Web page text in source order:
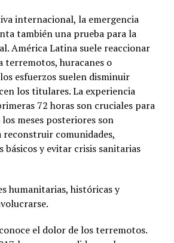
internacional, la emergencia
también una prueba para la
América Latina suele reaccionar
terremotos, huracanes o
esfuerzos suelen disminuir
los titulares. La experiencia
72 horas son cruciales para
meses posteriores son
comunidades,
básicos y evitar crisis sanitarias
humanitarias, históricas y
el dolor de los terremotos.